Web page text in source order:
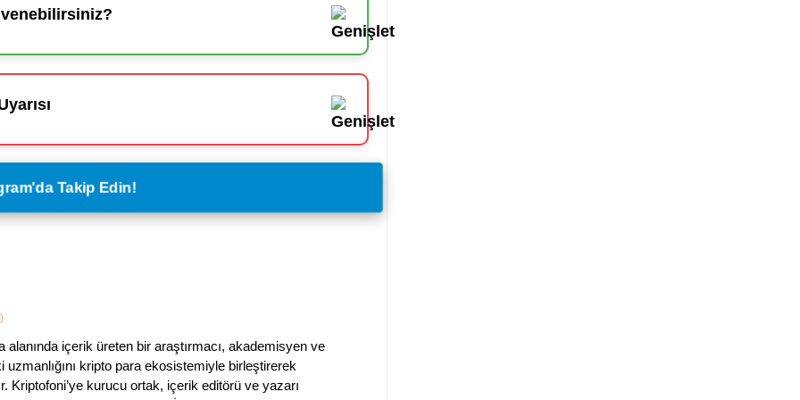
Takip Edin!
)
içerik üreten bir araştırmacı, akademisyen ve
kripto para ekosistemiyle birleştirerek
Kriptofoni’ye kurucu ortak, içerik editörü ve yazarı